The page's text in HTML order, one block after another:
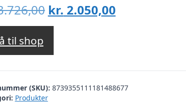
Den
oprindelige
var:
kr. 3.726,00.
kr. 2.050,00Den
kr. 2.050,00.
til shop
(SKU): 8739355111181488677
Produkter